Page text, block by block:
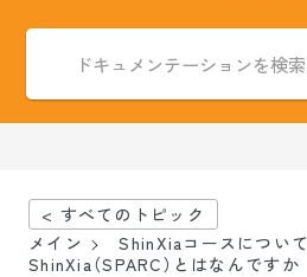
< すべてのトピック
メイン
ShinXiaコースについて
ShinXia（SPARC）とはなんですか